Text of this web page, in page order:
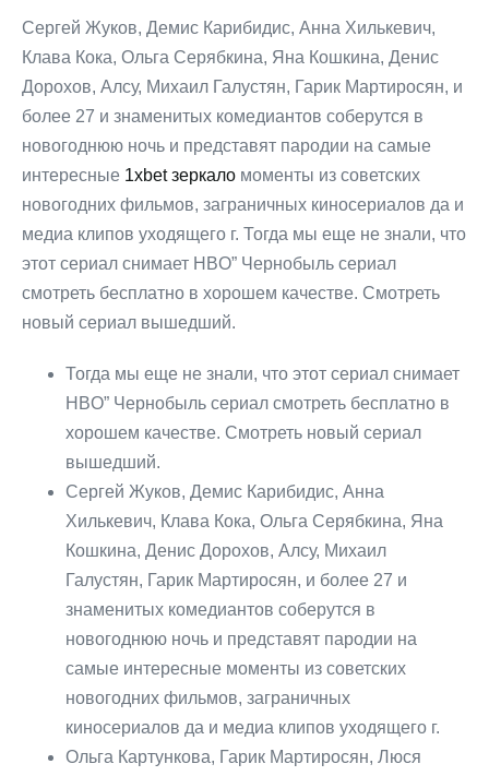
Сергей Жуков, Демис Карибидис, Анна Хилькевич,
Клава Кока, Ольга Серябкина, Яна Кошкина, Денис
Дорохов, Алсу, Михаил Галустян, Гарик Мартиросян, и
более 27 и знаменитых комедиантов соберутся в
новогоднюю ночь и представят пародии на самые
интересные 1xbet зеркало моменты из советских
новогодних фильмов, заграничных киносериалов да и
медиа клипов уходящего г. Тогда мы еще не знали, что
этот сериал снимает HBO” Чернобыль сериал
смотреть бесплатно в хорошем качестве. Смотреть
новый сериал вышедший.
Тогда мы еще не знали, что этот сериал снимает
HBO” Чернобыль сериал смотреть бесплатно в
хорошем качестве. Смотреть новый сериал
вышедший.
Сергей Жуков, Демис Карибидис, Анна
Хилькевич, Клава Кока, Ольга Серябкина, Яна
Кошкина, Денис Дорохов, Алсу, Михаил
Галустян, Гарик Мартиросян, и более 27 и
знаменитых комедиантов соберутся в
новогоднюю ночь и представят пародии на
самые интересные моменты из советских
новогодних фильмов, заграничных
киносериалов да и медиа клипов уходящего г.
Ольга Картункова, Гарик Мартиросян, Люся